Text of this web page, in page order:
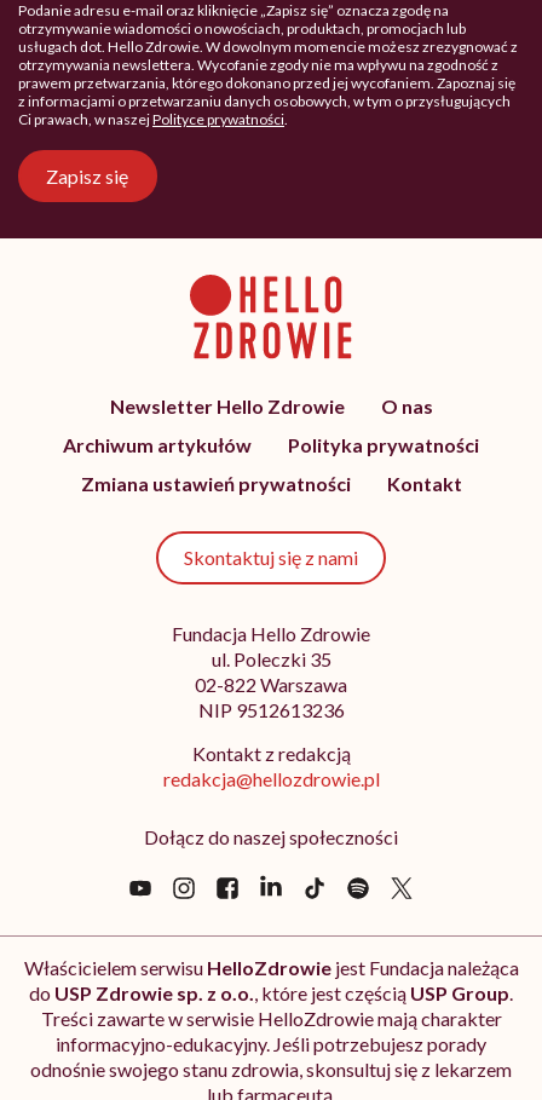
Podanie adresu e-mail oraz kliknięcie „Zapisz się” oznacza zgodę na
otrzymywanie wiadomości o nowościach, produktach, promocjach lub
usługach dot. Hello Zdrowie. W dowolnym momencie możesz zrezygnować z
otrzymywania newslettera. Wycofanie zgody nie ma wpływu na zgodność z
prawem przetwarzania, którego dokonano przed jej wycofaniem. Zapoznaj się
z informacjami o przetwarzaniu danych osobowych, w tym o przysługujących
Ci prawach, w naszejPolityce prywatności.
Zapisz się
Newsletter Hello Zdrowie
O nas
Archiwum artykułów
Polityka prywatności
Zmiana ustawień prywatności
Kontakt
Skontaktuj się z nami
Fundacja Hello Zdrowie
ul. Poleczki 35
02-822 Warszawa
NIP 9512613236
Kontakt z redakcją
redakcja@hellozdrowie.pl
Dołącz do naszej społeczności
Właścicielem serwisu HelloZdrowiejest Fundacja należąca
do USP Zdrowie sp. z o.o., które jest częścią USP Group.
Treści zawarte w serwisie HelloZdrowie mają charakter
informacyjno-edukacyjny. Jeśli potrzebujesz porady
odnośnie swojego stanu zdrowia, skonsultuj się z lekarzem
lub farmaceutą.